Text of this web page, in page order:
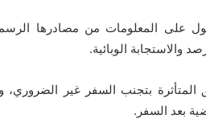
على المعلومات من مصادرها
والاستجابة الوبائية.
بتجنب السفر غير الضروري،
بعد السفر.